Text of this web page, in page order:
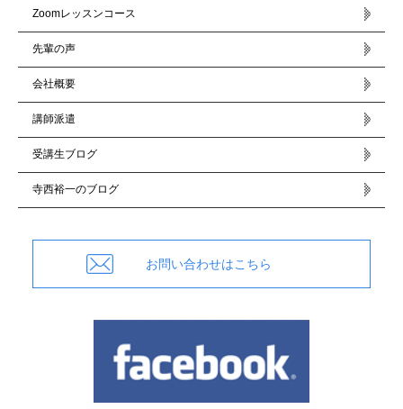
Zoomレッスンコース
先輩の声
会社概要
講師派遣
受講生ブログ
寺西裕一のブログ
お問い合わせはこちら